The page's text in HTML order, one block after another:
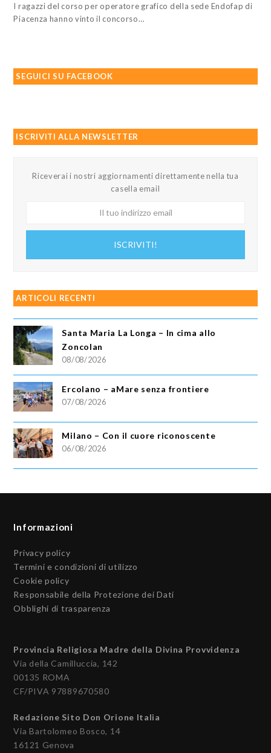
I ragazzi del corso per operatore grafico della sede Endofap di
Piacenza hanno vinto il concorso…
SEGUICI SU FACEBOOK
ISCRIVITI ALLA NEWSLETTER
Riceverai i nostri aggiornamenti direttamente nella tua
casella email
ISCRIVITI!
ARTICOLI RECENTI
Santa Maria La Longa – In cima allo
Zoncolan
08/08/2026
Ercolano – aMare senza frontiere
07/08/2026
Milano – Con il cuore riconoscente
06/08/2026
Informazioni
Privacy policy
Termini e condizioni di utilizzo
Cookie policy
Responsabile della Protezione dei Dati
Obblighi di trasparenza
Provincia Religiosa Madre della Divina Provvidenza
Via della Camilluccia, 142
00135 ROMA
CF/PIVA 97889670580
Redazione Sito Don Orione Italia
Via Bartolomeo Bosco, 14
16121 Genova